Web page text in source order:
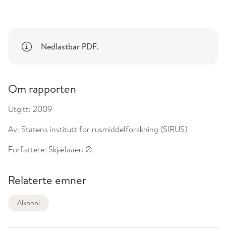
Nedlastbar PDF.
Om rapporten
Utgitt: 2009
Av: Statens institutt for rusmiddelforskning (SIRUS)
Forfattere: Skjælaaen Ø.
Relaterte emner
Alkohol